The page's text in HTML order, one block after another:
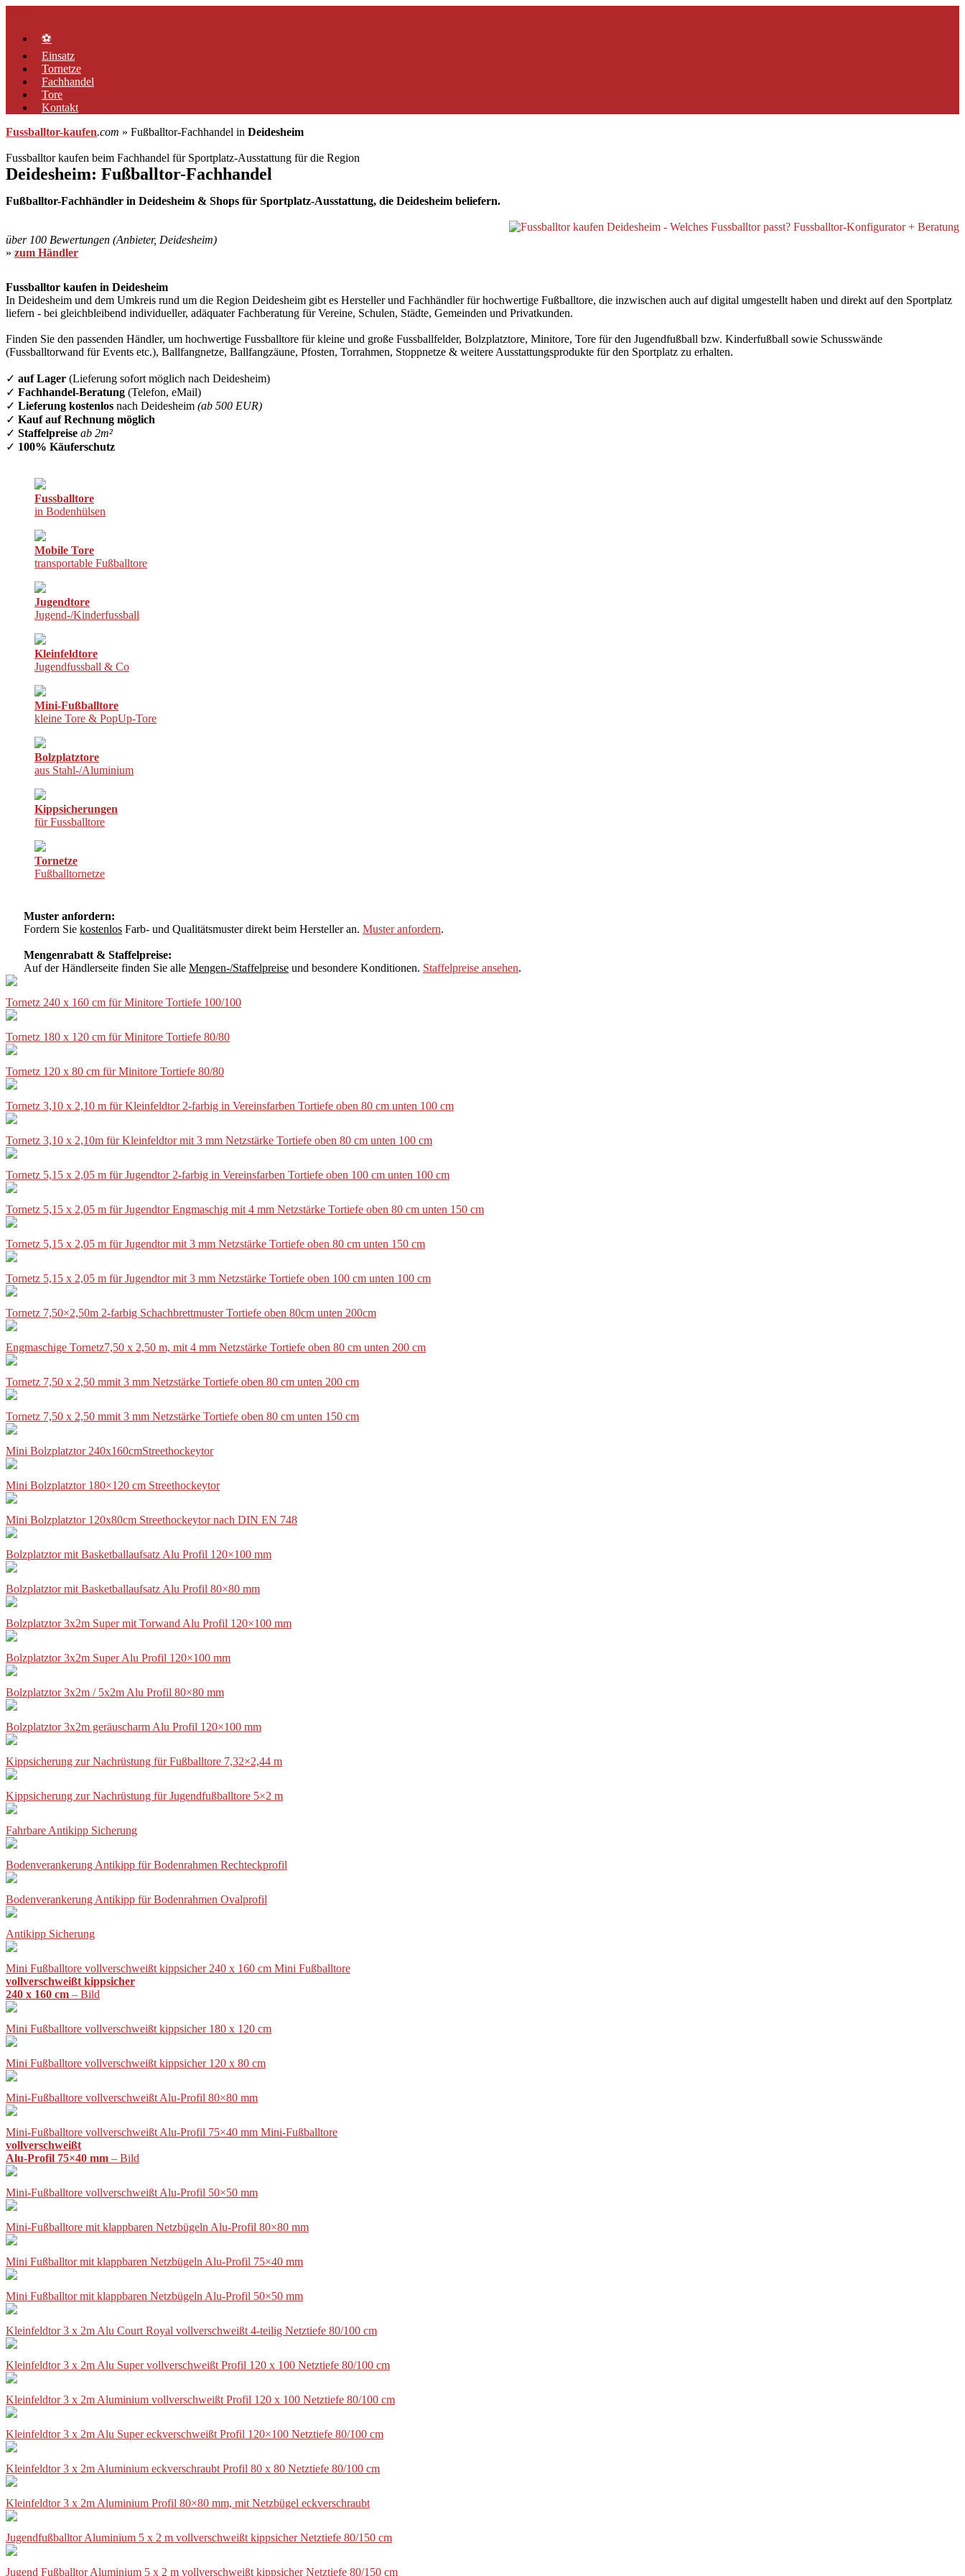
springen⚽
Einsatz
Tornetze
Fachhandel
Tore
Kontakt
Fussballtor-kaufen.com » Fußballtor-Fachhandel in Deidesheim
Fussballtor kaufen beim Fachhandel für Sportplatz-Ausstattung für die Region
Deidesheim: Fußballtor-Fachhandel
Fußballtor-Fachhändler in Deidesheim & Shops für Sportplatz-Ausstattung, die Deidesheim beliefern.
über 100 Bewertungen (Anbieter, Deidesheim)
» zum Händler
Fussballtor kaufen in Deidesheim
In Deidesheim und dem Umkreis rund um die Region Deidesheim gibt es Hersteller und Fachhändler für hochwertige Fußballtore, die inzwischen auch auf digital umgestellt haben und direkt auf den Sportplatz
liefern - bei gleichbleibend individueller, adäquater Fachberatung für Vereine, Schulen, Städte, Gemeinden und Privatkunden.
Finden Sie den passenden Händler, um hochwertige Fussballtore für kleine und große Fussballfelder, Bolzplatztore, Minitore, Tore für den Jugendfußball bzw. Kinderfußball sowie Schusswände
(Fussballtorwand für Events etc.), Ballfangnetze, Ballfangzäune, Pfosten, Torrahmen, Stoppnetze & weitere Ausstattungsprodukte für den Sportplatz zu erhalten.
✓ auf Lager (Lieferung sofort möglich nach Deidesheim)
✓ Fachhandel-Beratung (Telefon, eMail)
✓ Lieferung kostenlos nach Deidesheim (ab 500 EUR)
✓ Kauf auf Rechnung möglich
✓ Staffelpreise ab 2m²
✓ 100% Käuferschutz
Fussballtore
in Bodenhülsen
Mobile Tore
transportable Fußballtore
Jugendtore
Jugend-/Kinderfussball
Kleinfeldtore
Jugendfussball & Co
Mini-Fußballtore
kleine Tore & PopUp-Tore
Bolzplatztore
aus Stahl-/Aluminium
Kippsicherungen
für Fussballtore
Tornetze
Fußballtornetze
Muster anfordern:
Fordern Sie kostenlos Farb- und Qualitätsmuster direkt beim Hersteller an. Muster anfordern.
Mengenrabatt & Staffelpreise:
Auf der Händlerseite finden Sie alle Mengen-/Staffelpreise und besondere Konditionen. Staffelpreise ansehen.
Tornetz 240 x 160 cm für Minitore Tortiefe 100/100
Tornetz 180 x 120 cm für Minitore Tortiefe 80/80
Tornetz 120 x 80 cm für Minitore Tortiefe 80/80
Tornetz 3,10 x 2,10 m für Kleinfeldtor 2-farbig in Vereinsfarben Tortiefe oben 80 cm unten 100 cm
Tornetz 3,10 x 2,10m für Kleinfeldtor mit 3 mm Netzstärke Tortiefe oben 80 cm unten 100 cm
Tornetz 5,15 x 2,05 m für Jugendtor 2-farbig in Vereinsfarben Tortiefe oben 100 cm unten 100 cm
Tornetz 5,15 x 2,05 m für Jugendtor Engmaschig mit 4 mm Netzstärke Tortiefe oben 80 cm unten 150 cm
Tornetz 5,15 x 2,05 m für Jugendtor mit 3 mm Netzstärke Tortiefe oben 80 cm unten 150 cm
Tornetz 5,15 x 2,05 m für Jugendtor mit 3 mm Netzstärke Tortiefe oben 100 cm unten 100 cm
Tornetz 7,50×2,50m 2-farbig Schachbrettmuster Tortiefe oben 80cm unten 200cm
Engmaschige Tornetz7,50 x 2,50 m, mit 4 mm Netzstärke Tortiefe oben 80 cm unten 200 cm
Tornetz 7,50 x 2,50 mmit 3 mm Netzstärke Tortiefe oben 80 cm unten 200 cm
Tornetz 7,50 x 2,50 mmit 3 mm Netzstärke Tortiefe oben 80 cm unten 150 cm
Mini Bolzplatztor 240x160cmStreethockeytor
Mini Bolzplatztor 180×120 cm Streethockeytor
Mini Bolzplatztor 120x80cm Streethockeytor nach DIN EN 748
Bolzplatztor mit Basketballaufsatz Alu Profil 120×100 mm
Bolzplatztor mit Basketballaufsatz Alu Profil 80×80 mm
Bolzplatztor 3x2m Super mit Torwand Alu Profil 120×100 mm
Bolzplatztor 3x2m Super Alu Profil 120×100 mm
Bolzplatztor 3x2m / 5x2m Alu Profil 80×80 mm
Bolzplatztor 3x2m geräuscharm Alu Profil 120×100 mm
Kippsicherung zur Nachrüstung für Fußballtore 7,32×2,44 m
Kippsicherung zur Nachrüstung für Jugendfußballtore 5×2 m
Fahrbare Antikipp Sicherung
Bodenverankerung Antikipp für Bodenrahmen Rechteckprofil
Bodenverankerung Antikipp für Bodenrahmen Ovalprofil
Antikipp Sicherung
Mini Fußballtore vollverschweißt kippsicher 240 x 160 cm Mini Fußballtore
vollverschweißt kippsicher
240 x 160 cm – Bild
Mini Fußballtore vollverschweißt kippsicher 180 x 120 cm
Mini Fußballtore vollverschweißt kippsicher 120 x 80 cm
Mini-Fußballtore vollverschweißt Alu-Profil 80×80 mm
Mini-Fußballtore vollverschweißt Alu-Profil 75×40 mm Mini-Fußballtore
vollverschweißt
Alu-Profil 75×40 mm – Bild
Mini-Fußballtore vollverschweißt Alu-Profil 50×50 mm
Mini-Fußballtore mit klappbaren Netzbügeln Alu-Profil 80×80 mm
Mini Fußballtor mit klappbaren Netzbügeln Alu-Profil 75×40 mm
Mini Fußballtor mit klappbaren Netzbügeln Alu-Profil 50×50 mm
Kleinfeldtor 3 x 2m Alu Court Royal vollverschweißt 4-teilig Netztiefe 80/100 cm
Kleinfeldtor 3 x 2m Alu Super vollverschweißt Profil 120 x 100 Netztiefe 80/100 cm
Kleinfeldtor 3 x 2m Aluminium vollverschweißt Profil 120 x 100 Netztiefe 80/100 cm
Kleinfeldtor 3 x 2m Alu Super eckverschweißt Profil 120×100 Netztiefe 80/100 cm
Kleinfeldtor 3 x 2m Aluminium eckverschraubt Profil 80 x 80 Netztiefe 80/100 cm
Kleinfeldtor 3 x 2m Aluminium Profil 80×80 mm, mit Netzbügel eckverschraubt
Jugendfußballtor Aluminium 5 x 2 m vollverschweißt kippsicher Netztiefe 80/150 cm
Jugend Fußballtor Aluminium 5 x 2 m vollverschweißt kippsicher Netztiefe 80/150 cm